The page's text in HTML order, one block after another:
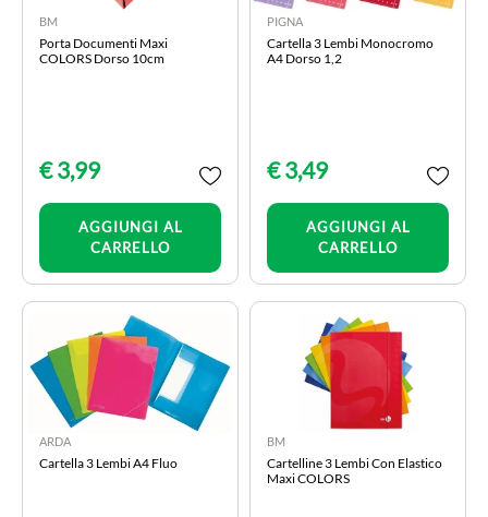
BM
Porta Documenti Maxi
COLORS Dorso 10cm
€ 3,99
AGGIUNGI AL
CARRELLO
PIGNA
Cartella 3 Lembi Monocromo
A4 Dorso 1,2
€ 3,49
AGGIUNGI AL
CARRELLO
ARDA
Cartella 3 Lembi A4 Fluo
BM
Cartelline 3 Lembi Con Elastico
Maxi COLORS